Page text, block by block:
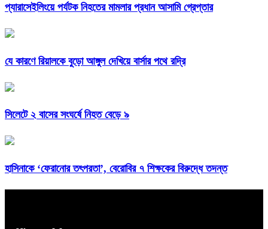
প্যারাসেইলিংয়ে পর্যটক নিহতের মামলার প্রধান আসামি গ্রেপ্তার
যে কারণে রিয়ালকে বুড়ো আঙ্গুল দেখিয়ে বার্সার পথে রদ্রি
সিলেটে ২ বাসের সংঘর্ষে নিহত বেড়ে ৯
হাসিনাকে ‘ফেরানোর তৎপরতা’, বেরোবির ৭ শিক্ষকের বিরুদ্ধে তদন্ত